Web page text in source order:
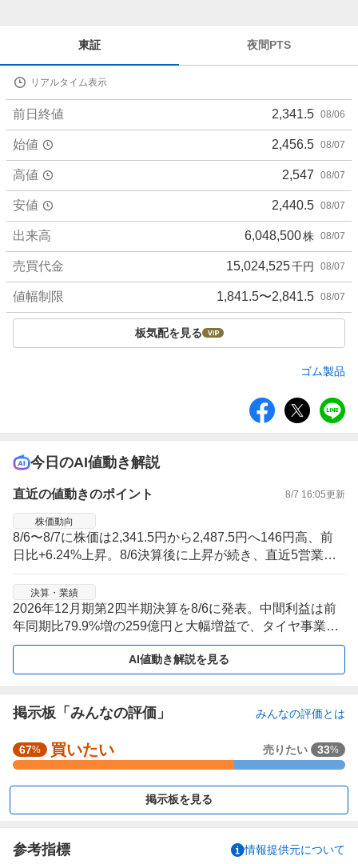
詳
値
東証 夜間PTS
リアルタイム表示
前日終値 2,341.5 08/06
始値 2,456.5 08/07
高値 2,547 08/07
安値 2,440.5 08/07
出来高 6,048,500株 08/07
売買代金 15,024,525千円 08/07
値幅制限 1,841.5〜2,841.5 08/07
板気配を見る
ゴム製品
ア
今日のAI値動き解説
直近の値動きのポイント 8/7 16:05更新
株価動向
8/6〜8/7に株価は2,341.5円から2,487.5円へ146円高、前
日比+6.24%上昇。8/6決算後に上昇が続き、直近5営業日
決算・業績
2026年12月期第2四半期決算を8/6に発表。中間利益は前
年同期比79.9%増の259億円と大幅増益で、タイヤ事業の
欧州DUNLOP展開が業績を牽引。
AI値動き解説を見る
掲示板「みんなの評価」 みんなの評価とは
強
く
買
0
67% 買いたい 売りたい 33%
掲示板を見る
参考指標 情報提供元について